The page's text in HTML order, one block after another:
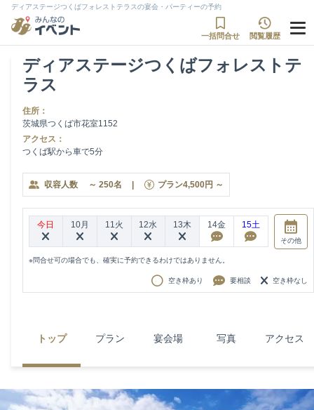
ディアステージつくばフォレストテラスの宴会・パーティーの予約
一括問合せ 閲覧履歴
ディアステージつくばフォレストテ
ラス
住所：
茨城県つくば市花室1152
アクセス：
つくば駅から車で5分
収容人数 ～ 250名 | プラン4,500円 ～
今日 10月 11火 12水 13木 14金 15土
その他
※問合せ可の場合でも、確実に予約できるわけではありません。
空き枠あり 要相談 空き枠なし
トップ プラン 宴会場 写真 アクセス